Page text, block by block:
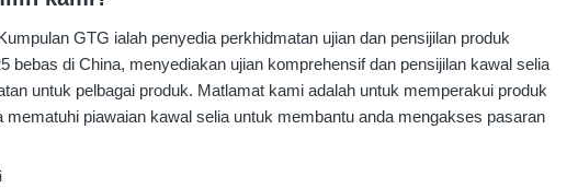
GTG ialah penyedia perkhidmatan ujian dan pensijilan produk
bebas di China, menyediakan ujian komprehensif dan pensijilan kawal selia
untuk pelbagai produk. Matlamat kami adalah untuk memperakui produk
mematuhi piawaian kawal selia untuk membantu anda mengakses pasaran